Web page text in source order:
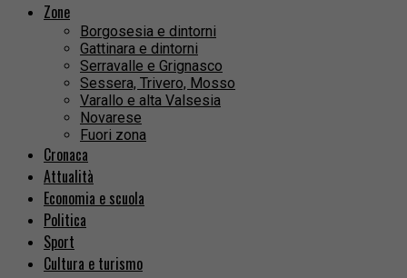
Zone
Borgosesia e dintorni
Gattinara e dintorni
Serravalle e Grignasco
Sessera, Trivero, Mosso
Varallo e alta Valsesia
Novarese
Fuori zona
Cronaca
Attualità
Economia e scuola
Politica
Sport
Cultura e turismo